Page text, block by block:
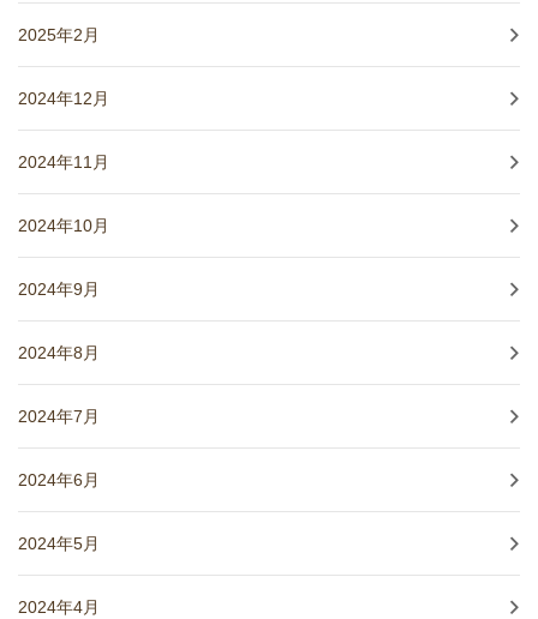
2025年2月
2024年12月
2024年11月
2024年10月
2024年9月
2024年8月
2024年7月
2024年6月
2024年5月
2024年4月